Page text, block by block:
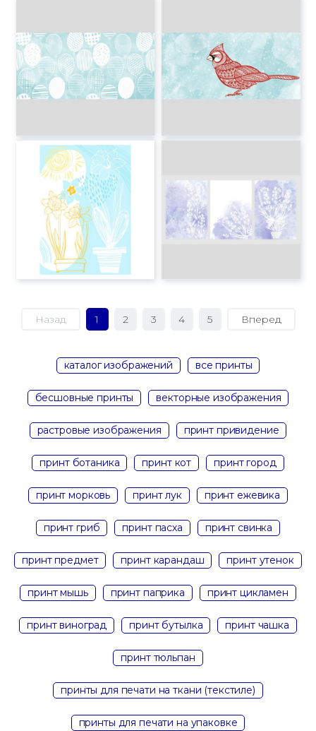
Назад 1 2 3 4 5 Вперед
каталог изображений все принты
бесшовные принты векторные изображения
растровые изображения принт привидение
принт ботаника принт кот принт город
принт морковь принт лук принт ежевика
принт гриб принт пасха принт свинка
принт предмет принт карандаш принт утенок
принт мышь принт паприка принт цикламен
принт виноград принт бутылка принт чашка
принт тюльпан
принты для печати на ткани (текстиле)
принты для печати на упаковке